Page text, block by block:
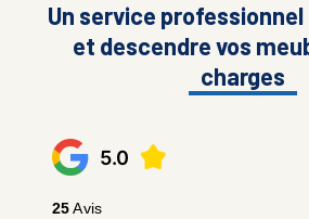
Un service
et descendre vos
charges